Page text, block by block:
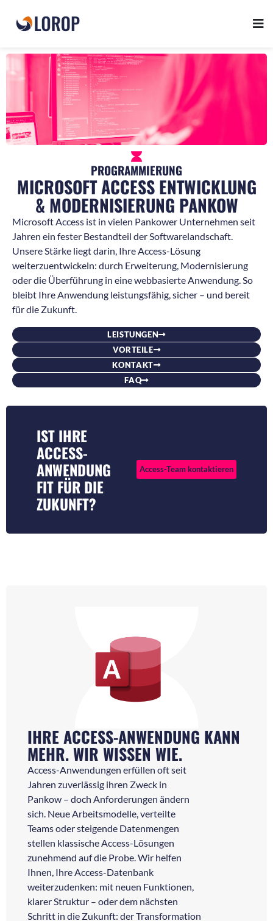
PROGRAMMIERUNG
MICROSOFT ACCESS ENTWICKLUNG
& MODERNISIERUNG PANKOW
Microsoft Access ist in vielen Pankower Unternehmen seit
Jahren ein fester Bestandteil der Softwarelandschaft.
Unsere Stärke liegt darin, Ihre Access-Lösung
weiterzuentwickeln: durch Erweiterung, Modernisierung
oder die Überführung in eine webbasierte Anwendung. So
bleibt Ihre Anwendung leistungsfähig, sicher – und bereit
für die Zukunft.
LEISTUNGEN
VORTEILE
KONTAKT
FAQ
IST IHRE
ACCESS-
ANWENDUNG
FIT FÜR DIE
ZUKUNFT?
Access-Team kontaktieren
IHRE ACCESS-ANWENDUNG KANN
MEHR. WIR WISSEN WIE.
Access-Anwendungen erfüllen oft seit
Jahren zuverlässig ihren Zweck in
Pankow – doch Anforderungen ändern
sich. Neue Arbeitsmodelle, verteilte
Teams oder steigende Datenmengen
stellen klassische Access-Lösungen
zunehmend auf die Probe. Wir helfen
Ihnen, Ihre Access-Datenbank
weiterzudenken: mit neuen Funktionen,
klarer Struktur – oder dem nächsten
Schritt in die Zukunft: der Transformation